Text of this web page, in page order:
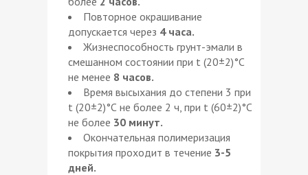
Повторное окрашивание
допускается через 4 часа.
Жизнеспособность грунт-эмали в
смешанном состоянии при t (20±2)°С
не менее 8 часов.
Время высыхания до степени 3 при
t (20±2)°С не более 2 ч, при t (60±2)°С
не более 30 минут.
Окончательная полимеризация
покрытия проходит в течение 3-5
дней.